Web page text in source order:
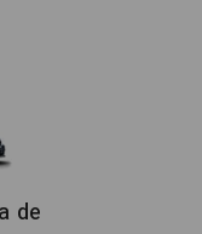
de